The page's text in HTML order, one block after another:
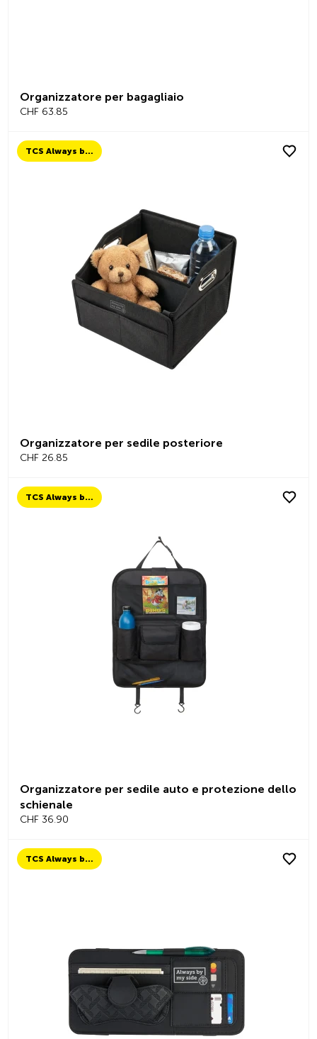
Organizzatore per bagagliaio
CHF 63.85
TCS Always by my side
Organizzatore per sedile posteriore
CHF 26.85
TCS Always by my side
Organizzatore per sedile auto e protezione dello
schienale
CHF 36.90
TCS Always by my side